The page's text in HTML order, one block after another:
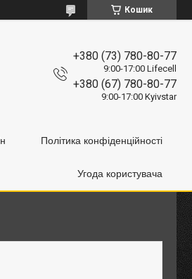
Кошик
+380 (73) 780-80-77
9:00-17:00 Lifecell
+380 (67) 780-80-77
9:00-17:00 Kyivstar
Політика конфіденційності
Угода користувача